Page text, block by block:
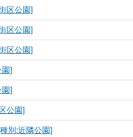
区公園]
区公園]
区公園]
]
]
公園]
別:近隣公園]